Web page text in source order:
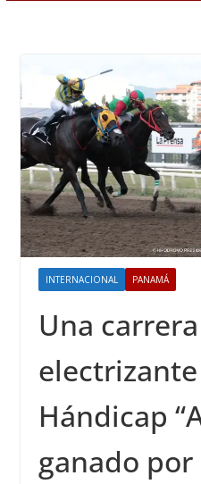
INTERNACIONAL PANAMÁ
Una carrera
Hándicap
ganado por